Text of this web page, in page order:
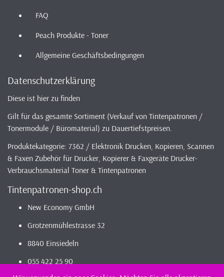
FAQ
Peach Produkte - Toner
Allgemeine Geschäftsbedingungen
Datenschutzerklärung
Diese ist hier zu finden
Gilt für das gesamte Sortiment (Verkauf von Tintenpatronen /
Tonermodule / Büromaterial) zu Dauertiefstpreisen.
Produktekategorie: 7362 / Elektronik Drucken, Kopieren, Scannen
& Faxen Zubehör für Drucker, Kopierer & Faxgeräte Drucker-
Verbrauchsmaterial Toner & Tintenpatronen
Tintenpatronen-shop.ch
New Economy GmbH
Grotzenmühlestrasse 32
8840 Einsiedeln
055 422 25 90